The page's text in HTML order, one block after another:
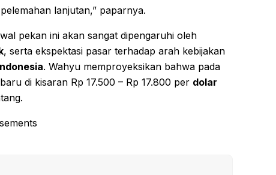
lanjutan,” paparnya.
pekan ini akan sangat dipengaruhi oleh
, serta ekspektasi pasar terhadap arah kebijakan
. Wahyu memproyeksikan bahwa pada
di kisaran Rp 17.500 – Rp 17.800 per dolar